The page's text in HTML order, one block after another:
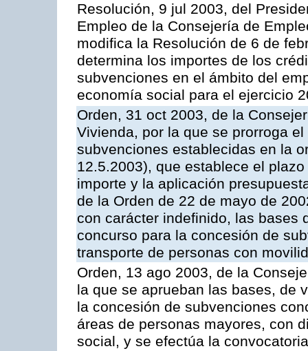
Resolución, 9 jul 2003, del
Empleo de la Consejería de
modifica la Resolución de 6 de
determina los importes de los
subvenciones en el ámbito del
economía social para el ejercicio
Orden, 31 oct 2003, de la
Vivienda, por la que se prorroga
subvenciones establecidas en la
12.5.2003), que establece el
importe y la aplicación
de la Orden de 22 de mayo de
con carácter indefinido, las bases
concurso para la concesión de
transporte de personas con
Orden, 13 ago 2003, de la
la que se aprueban las bases, de
la concesión de subvenciones
áreas de personas mayores, con
social, y se efectúa la